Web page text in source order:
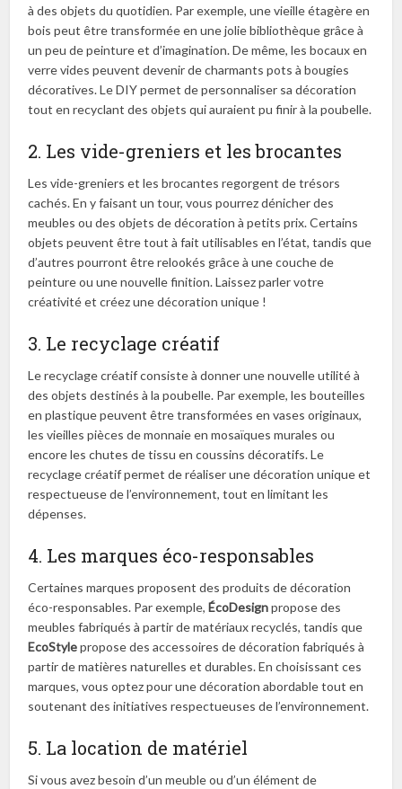
à des objets du quotidien. Par exemple, une vieille étagère en
bois peut être transformée en une jolie bibliothèque grâce à
un peu de peinture et d’imagination. De même, les bocaux en
verre vides peuvent devenir de charmants pots à bougies
décoratives. Le DIY permet de personnaliser sa décoration
tout en recyclant des objets qui auraient pu finir à la poubelle.
2. Les vide-greniers et les brocantes
Les vide-greniers et les brocantes regorgent de trésors
cachés. En y faisant un tour, vous pourrez dénicher des
meubles ou des objets de décoration à petits prix. Certains
objets peuvent être tout à fait utilisables en l’état, tandis que
d’autres pourront être relookés grâce à une couche de
peinture ou une nouvelle finition. Laissez parler votre
créativité et créez une décoration unique !
3. Le recyclage créatif
Le recyclage créatif consiste à donner une nouvelle utilité à
des objets destinés à la poubelle. Par exemple, les bouteilles
en plastique peuvent être transformées en vases originaux,
les vieilles pièces de monnaie en mosaïques murales ou
encore les chutes de tissu en coussins décoratifs. Le
recyclage créatif permet de réaliser une décoration unique et
respectueuse de l’environnement, tout en limitant les
dépenses.
4. Les marques éco-responsables
Certaines marques proposent des produits de décoration
éco-responsables. Par exemple,ÉcoDesignpropose des
meubles fabriqués à partir de matériaux recyclés, tandis que
EcoStylepropose des accessoires de décoration fabriqués à
partir de matières naturelles et durables. En choisissant ces
marques, vous optez pour une décoration abordable tout en
soutenant des initiatives respectueuses de l’environnement.
5. La location de matériel
Si vous avez besoin d’un meuble ou d’un élément de